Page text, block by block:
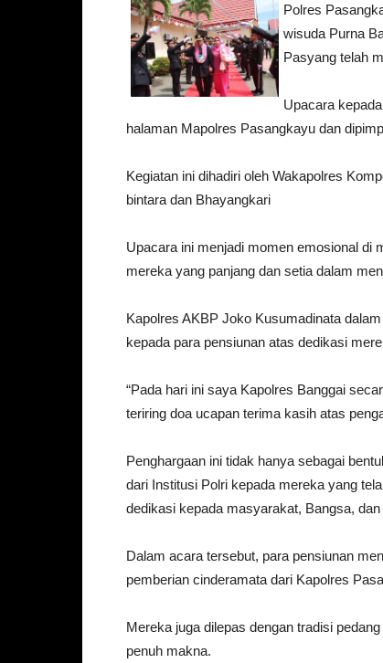
Polres
wisuda Purna
Pasyang telah
Upacara
halaman Mapolres Pasangkayu dan
Kegiatan ini dihadiri oleh Wakapolres
bintara dan Bhayangkari
Upacara ini menjadi momen emosional di
mereka yang panjang dan setia dalam
Kapolres AKBP Joko Kusumadinata
kepada para pensiunan atas dedikasi
“Pada hari ini saya Kapolres Banggai
teriring doa ucapan terima kasih atas
Penghargaan ini tidak hanya sebagai
dari Institusi Polri kepada mereka yang
dedikasi kepada masyarakat, Bangsa,
Dalam acara tersebut, para pensiunan
pemberian cinderamata dari Kapolres
Mereka juga dilepas dengan tradisi
penuh makna.